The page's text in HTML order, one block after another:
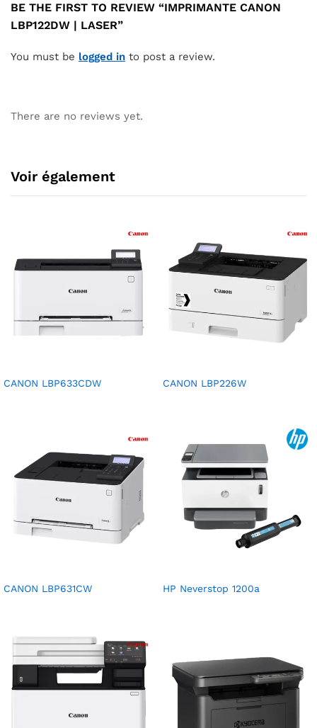
BE THE FIRST TO REVIEW “IMPRIMANTE CANON
LBP122DW | LASER”
You must be logged in to post a review.
There are no reviews yet.
Voir également
CANON LBP633CDW CANON LBP226W
CANON LBP631CW HP Neverstop 1200a